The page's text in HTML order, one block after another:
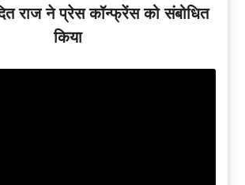
राज ने प्रेस कॉन्फ्रेंस को संबोधित
किया